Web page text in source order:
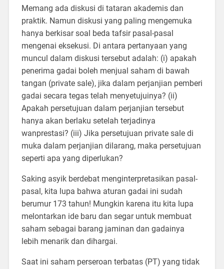
Memang ada diskusi di tataran akademis dan
praktik. Namun diskusi yang paling mengemuka
hanya berkisar soal beda tafsir pasal-pasal
mengenai eksekusi. Di antara pertanyaan yang
muncul dalam diskusi tersebut adalah: (i) apakah
penerima gadai boleh menjual saham di bawah
tangan (private sale), jika dalam perjanjian pemberi
gadai secara tegas telah menyetujuinya? (ii)
Apakah persetujuan dalam perjanjian tersebut
hanya akan berlaku setelah terjadinya
wanprestasi? (iii) Jika persetujuan private sale di
muka dalam perjanjian dilarang, maka persetujuan
seperti apa yang diperlukan?
Saking asyik berdebat menginterpretasikan pasal-
pasal, kita lupa bahwa aturan gadai ini sudah
berumur 173 tahun! Mungkin karena itu kita lupa
melontarkan ide baru dan segar untuk membuat
saham sebagai barang jaminan dan gadainya
lebih menarik dan dihargai.
Saat ini saham perseroan terbatas (PT) yang tidak